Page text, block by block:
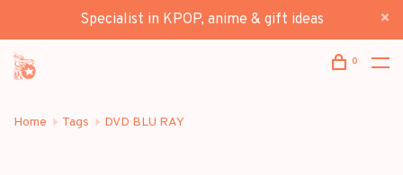
Specialist in KPOP, anime & gift ideas
0
Home Tags DVD BLU RAY